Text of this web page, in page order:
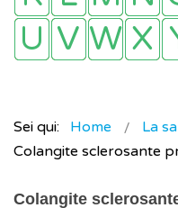
Sei qui: Home La
Colangite sclerosante
Colangite